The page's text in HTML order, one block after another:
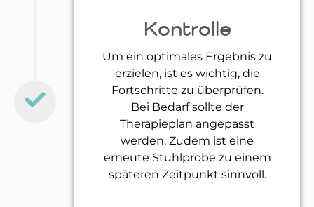
Kontrolle
Um ein optimales Ergebnis zu
erzielen, ist es wichtig, die
Fortschritte zu überprüfen.
Bei Bedarf sollte der
Therapieplan angepasst
werden. Zudem ist eine
erneute Stuhlprobe zu einem
späteren Zeitpunkt sinnvoll.